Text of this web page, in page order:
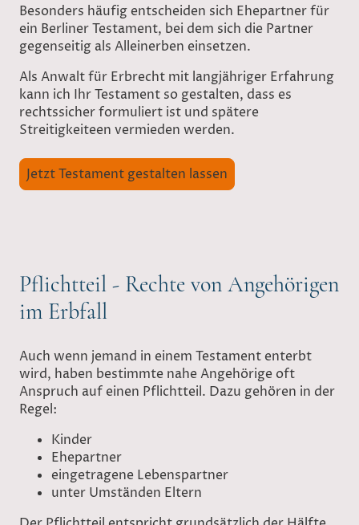
Besonders häufig entscheiden sich Ehepartner für
ein Berliner Testament, bei dem sich die Partner
gegenseitig als Alleinerben einsetzen.
Als Anwalt für Erbrecht mit langjähriger Erfahrung
kann ich Ihr Testament so gestalten, dass es
rechtssicher formuliert ist und spätere
Streitigkeiteen vermieden werden.
Jetzt Testament gestalten lassen
Pflichtteil - Rechte von Angehörigen
im Erbfall
Auch wenn jemand in einem Testament enterbt
wird, haben bestimmte nahe Angehörige oft
Anspruch auf einen Pflichtteil. Dazu gehören in der
Regel:
Kinder
Ehepartner
eingetragene Lebenspartner
unter Umständen Eltern